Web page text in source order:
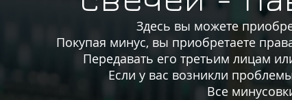
Здесь вы можете
Покупая минус, вы приобретаете
Передавать его третьим лицам
Если у вас возникли
Все